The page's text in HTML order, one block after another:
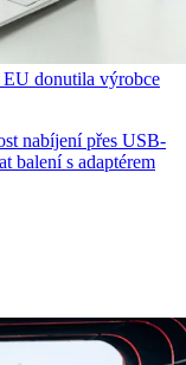
donutila výrobce
nabíjení přes USB-
balení s adaptérem